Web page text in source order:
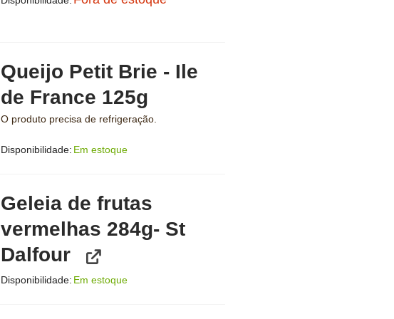
Queijo Petit Brie - Ile
de France 125g
O produto precisa de refrigeração.
Disponibilidade: Em estoque
Geleia de frutas
vermelhas 284g- St
Dalfour
Disponibilidade: Em estoque